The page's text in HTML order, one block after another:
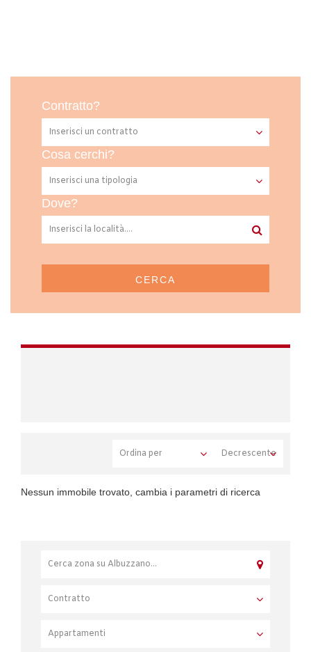
Contratto?
Cosa cerchi?
Dove?
CERCA
Nessun immobile trovato, cambia i parametri di ricerca